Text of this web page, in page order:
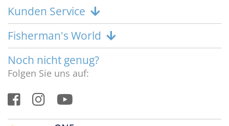
Kunden Service
Fisherman's World
Noch nicht genug?
Folgen Sie uns auf: